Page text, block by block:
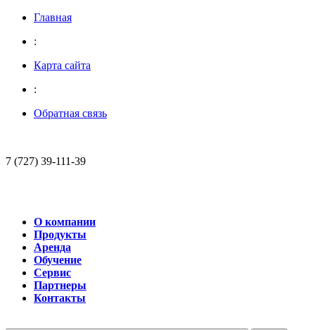
Главная
:
Карта сайта
:
Обратная связь
7 (727) 39-111-39
О компании
Продукты
Аренда
Обучение
Сервис
Партнеры
Контакты